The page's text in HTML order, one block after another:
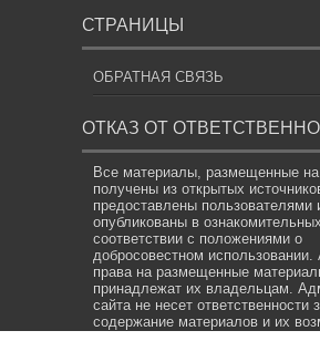
СТРАНИЦЫ
ОБРАТНАЯ СВЯЗЬ
ОТКАЗ ОТ
Все материалы, размещенные на
получены из открытых
предоставлены пользователями
опубликованы в
соответствии с положениями о
добросовестном использовании.
права на размещенные
принадлежат их владельцам.
сайта не несет ответственности
содержание материалов и их